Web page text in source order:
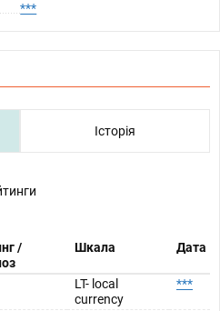
***
Історія
/
Шкала Дата
LT- local
currency
***